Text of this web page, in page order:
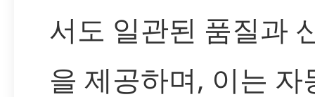
서도 일관된 품질과
을 제공하며, 이는 자